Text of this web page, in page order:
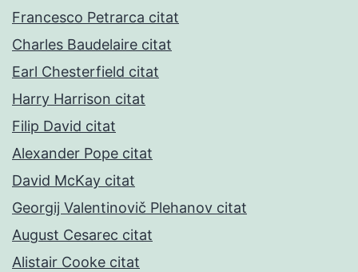
Francesco Petrarca citat
Charles Baudelaire citat
Earl Chesterfield citat
Harry Harrison citat
Filip David citat
Alexander Pope citat
David McKay citat
Georgij Valentinovič Plehanov citat
August Cesarec citat
Alistair Cooke citat